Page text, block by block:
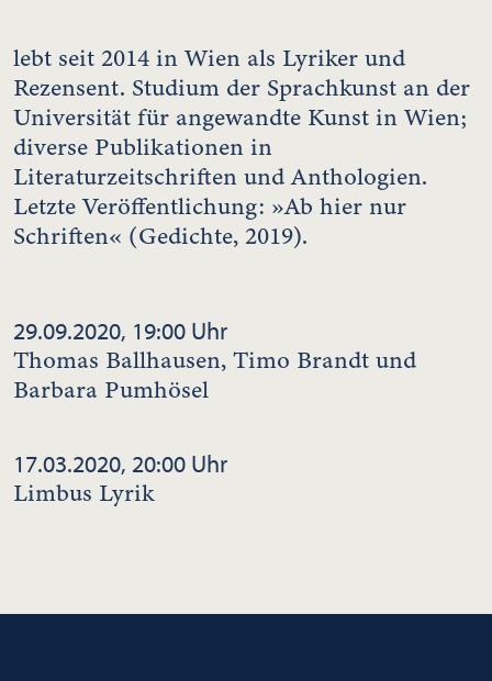
lebt seit 2014 in Wien als Lyriker und
Rezensent. Studium der Sprachkunst an der
Universität für angewandte Kunst in Wien;
diverse Publikationen in
Literaturzeitschriften und Anthologien.
Letzte Veröffentlichung: »Ab hier nur
Schriften« (Gedichte, 2019).
29.09.2020, 19:00 Uhr
Thomas Ballhausen, Timo Brandt und
Barbara Pumhösel
17.03.2020, 20:00 Uhr
Limbus Lyrik